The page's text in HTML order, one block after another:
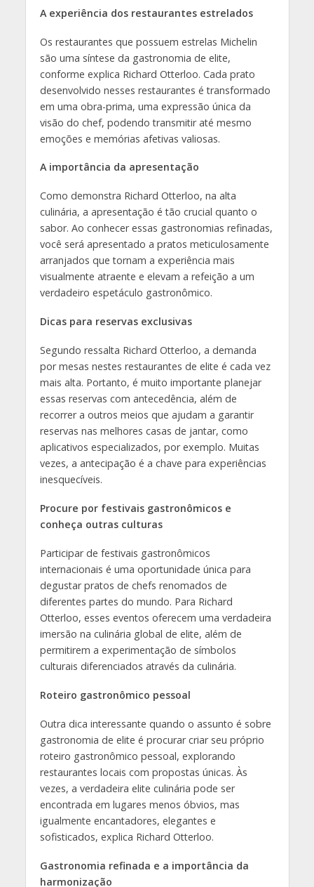
A experiência dos restaurantes estrelados
Os restaurantes que possuem estrelas Michelin
são uma síntese da gastronomia de elite,
conforme explica Richard Otterloo. Cada prato
desenvolvido nesses restaurantes é transformado
em uma obra-prima, uma expressão única da
visão do chef, podendo transmitir até mesmo
emoções e memórias afetivas valiosas.
A importância da apresentação
Como demonstra Richard Otterloo, na alta
culinária, a apresentação é tão crucial quanto o
sabor. Ao conhecer essas gastronomias refinadas,
você será apresentado a pratos meticulosamente
arranjados que tornam a experiência mais
visualmente atraente e elevam a refeição a um
verdadeiro espetáculo gastronômico.
Dicas para reservas exclusivas
Segundo ressalta Richard Otterloo, a demanda
por mesas nestes restaurantes de elite é cada vez
mais alta. Portanto, é muito importante planejar
essas reservas com antecedência, além de
recorrer a outros meios que ajudam a garantir
reservas nas melhores casas de jantar, como
aplicativos especializados, por exemplo. Muitas
vezes, a antecipação é a chave para experiências
inesquecíveis.
Procure por festivais gastronômicos e
conheça outras culturas
Participar de festivais gastronômicos
internacionais é uma oportunidade única para
degustar pratos de chefs renomados de
diferentes partes do mundo. Para Richard
Otterloo, esses eventos oferecem uma verdadeira
imersão na culinária global de elite, além de
permitirem a experimentação de símbolos
culturais diferenciados através da culinária.
Roteiro gastronômico pessoal
Outra dica interessante quando o assunto é sobre
gastronomia de elite é procurar criar seu próprio
roteiro gastronômico pessoal, explorando
restaurantes locais com propostas únicas. Às
vezes, a verdadeira elite culinária pode ser
encontrada em lugares menos óbvios, mas
igualmente encantadores, elegantes e
sofisticados, explica Richard Otterloo.
Gastronomia refinada e a importância da
harmonização